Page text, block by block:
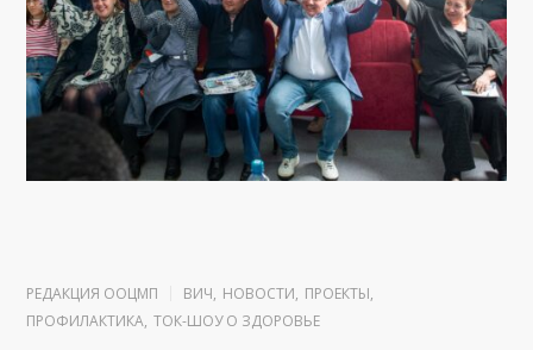
РЕДАКЦИЯ ООЦМП ВИЧ, НОВОСТИ, ПРОЕКТЫ,
ПРОФИЛАКТИКА, ТОК-ШОУ О ЗДОРОВЬЕ